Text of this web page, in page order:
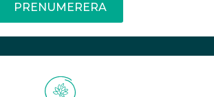
PRENUMERERA